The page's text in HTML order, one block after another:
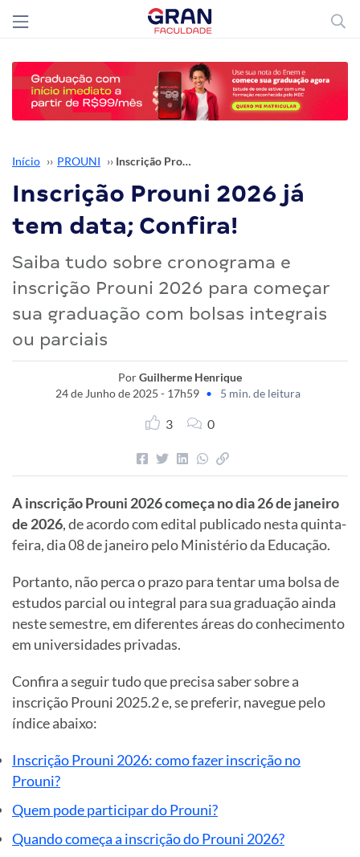
Início ›› PROUNI ›› Inscrição Prouni 2026 já tem data; Confira!
Inscrição Prouni 2026 já
tem data; Confira!
Saiba tudo sobre cronograma e
inscrição Prouni 2026 para começar
sua graduação com bolsas integrais
ou parciais
PorGuilherme Henrique
24 de Junho de 2025 - 17h59 • 5 min. de leitura
3 0
A inscrição Prouni 2026 começa no dia 26 de janeiro
de 2026, de acordo com edital publicado nesta quinta-
feira, dia 08 de janeiro pelo Ministério da Educação.
Portanto, não perca o prazo para tentar uma bolsa de
estudos parcial ou integral para sua graduação ainda
neste semestre, em diferentes áreas do conhecimento
em universidades privadas.
Confira a seguir tudo que precisa saber sobre a
inscrição Prouni 2025.2 e, se preferir, navegue pelo
índice abaixo:
Inscrição Prouni 2026: como fazer inscrição no
Prouni?
Quem pode participar do Prouni?
Quando começa a inscrição do Prouni 2026?